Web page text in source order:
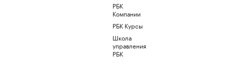
РБК
Компании
РБК Курсы
Школа
управления
РБК